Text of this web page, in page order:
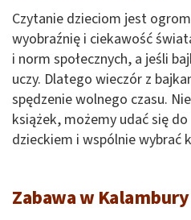
Czytanie dzieciom jest
wyobraźnię i ciekawość
i norm społecznych, a jeśli
uczy. Dlatego wieczór z
spędzenie wolnego czasu.
książek, możemy udać się
dzieckiem i wspólnie wybrać
Zabawa w Kalambury